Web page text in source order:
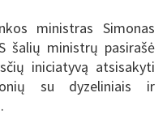
ministras Simonas
šalių ministrų pasirašė
iniciatyvą atsisakyti
su dyzeliniais ir